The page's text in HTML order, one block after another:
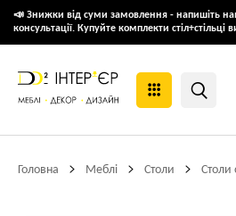
📣 Знижки від суми замовлення - напишіть
консультації. Купуйте комплекти стіл+стільці
Головна Меблі Столи Столи